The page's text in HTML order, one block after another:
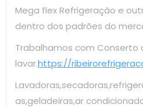
Mega flex Refrigeração e
dentro dos padrões do
Trabalhamos com Conserto
lavar.https://
as,geladeiras,ar